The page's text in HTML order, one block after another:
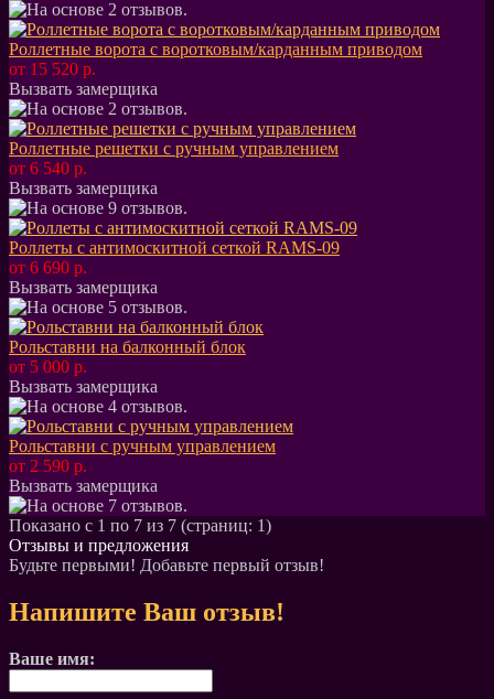
Роллетные ворота с воротковым/карданным приводом
от 15 520 р.
Вызвать замерщика
Роллетные решетки с ручным управлением
от 6 540 р.
Вызвать замерщика
Роллеты с антимоскитной сеткой RAMS-09
от 6 690 р.
Вызвать замерщика
Рольставни на балконный блок
от 5 000 р.
Вызвать замерщика
Рольставни с ручным управлением
от 2 590 р.
Вызвать замерщика
Показано с 1 по 7 из 7 (страниц: 1)
Отзывы и предложения
Будьте первыми! Добавьте первый отзыв!
Напишите Ваш отзыв!
Ваше имя: